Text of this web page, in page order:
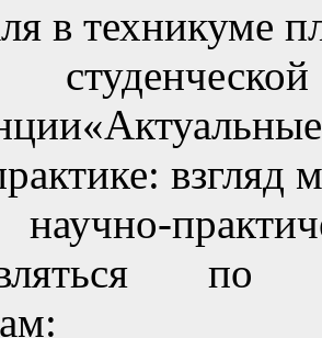
в техникуме
взгляд
по